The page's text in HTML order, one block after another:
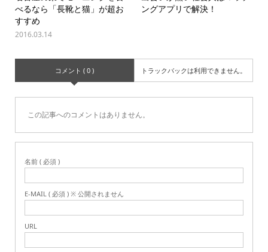
べるなら「長靴と猫」が超お
すすめ
2016.03.14
ングアプリで解決！
コメント ( 0 ) トラックバックは利用できません。
この記事へのコメントはありません。
名前 ( 必須 )
E-MAIL ( 必須 ) ※ 公開されません
URL